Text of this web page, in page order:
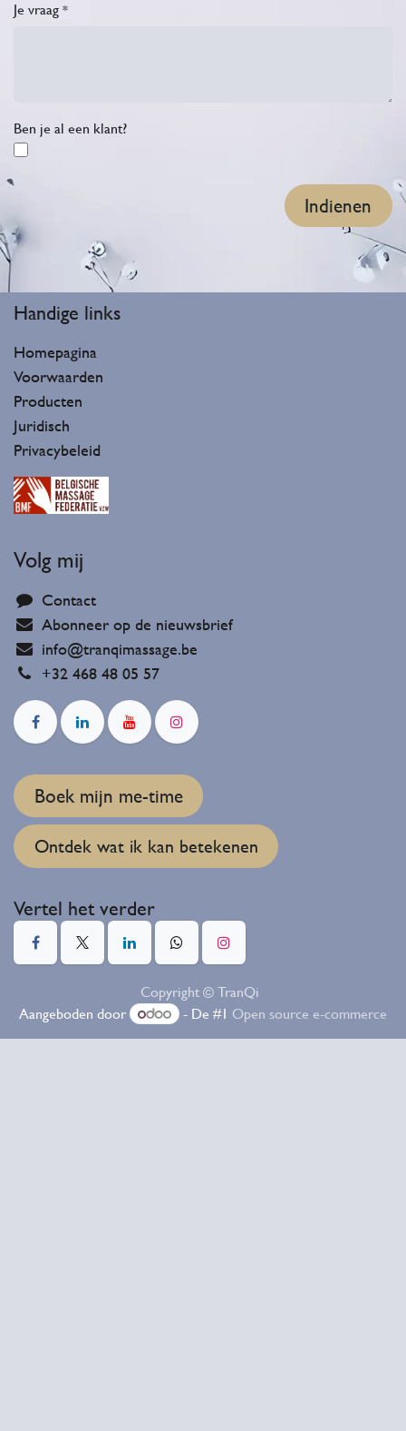
Je vraag*
Ben je al een klant?
Indienen
Handige lin​ks
Homepagina
Voorwaarden
Producten
Juridisch
Privacybeleid
Volg mij
Contact
Abonneer op de nieuwsbrief
info@tranqimassage.be
+32 468 48 05 57
Boek mijn me-time
Ontdek wat ik kan betekenen
Vertel het verder
Copyright © TranQi
Aangeboden door
- De #1 Open source e-commerce